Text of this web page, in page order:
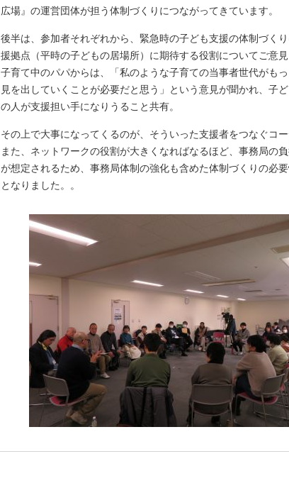
広場』の運営団体が担う体制づくりにつながってきています。
後半は、参加者それぞれから、緊急時の子ども支援の体制づく
援拠点（平時の子どもの居場所）に期待する役割についてご意見
子育て中のパパからは、「私のような子育ての当事者世代がも
見を出していくことが必要だと思う」という意見が聞かれ、子
の人が支援担い手になりうること共有。
その上で大事になってくるのが、そういった支援者をつなぐコー
また、ネットワークの役割が大きくなればなるほど、事務局の
が想定されるため、事務局体制の強化も含めた体制づくりの必
となりました。。